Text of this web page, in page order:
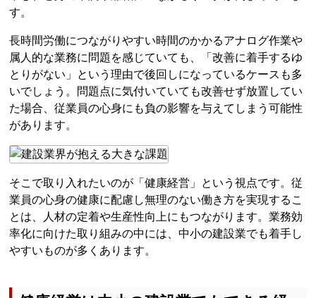
す。
長時間労働につながりやすい時間のかかるアナログ作業や
属人的な業務に問題を感じていても、「改善に着手するゆ
とりがない」という理由で後回しになっているケースも多
いでしょう。問題点に気付いていても改善せず放置してい
た場合、従業員の心身にも負の影響を与えてしまう可能性
があります。
そこで取り入れたいのが「健康経営」という視点です。従
業員の心身の健康に配慮し無理のない働き方を実現するこ
とは、人材の定着や生産性向上にもつながります。業務効
率化に向けた取り組みの中には、中小の建設業でも着手し
やすいものが多くあります。